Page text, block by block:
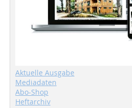
Aktuelle Ausgabe
Mediadaten
Abo-Shop
Heftarchiv